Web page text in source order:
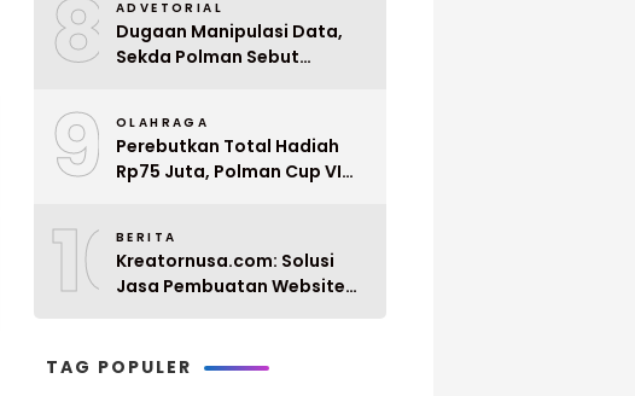
8 ADVETORIAL
Dugaan Manipulasi Data,
Sekda Polman Sebut
Ditunda
9 OLAHRAGA
Perebutkan Total Hadiah
Rp75 Juta, Polman Cup VI
10BERITA
Kreatornusa.com: Solusi
Jasa Pembuatan Website
TAG POPULER